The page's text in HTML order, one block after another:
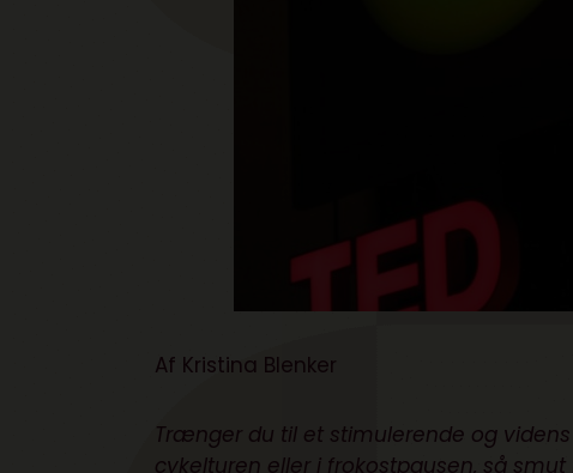
Af Kristina Blenker
Trænger du til et stimulerende og
cykelturen eller i frokostpausen, så smut